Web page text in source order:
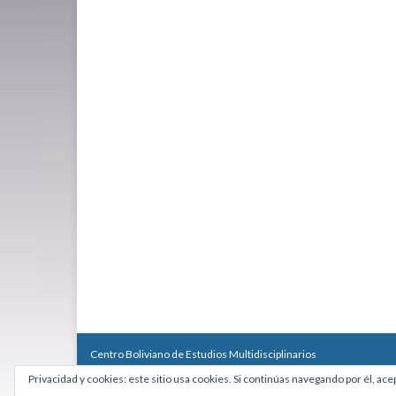
Centro Boliviano de Estudios Multidisciplinarios
Calle Macario Pinilla # 2588 esq. Av. Arce, Edificio Arcadia,
Teléfono: +591 2431818 - Celular: +591 73027636
Privacidad y cookies: este sitio usa cookies. Si continúas navegando por él,